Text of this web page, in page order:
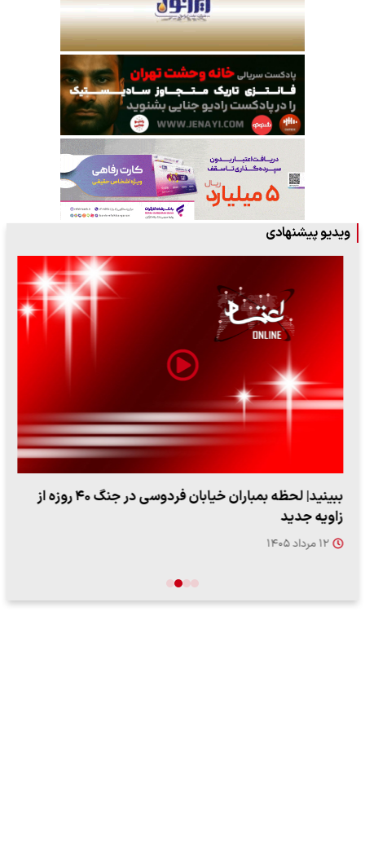
ویدیو پیشنهادی
ببینید| لحظه بمباران خیابان فردوسی در جنگ ۴۰ روزه از
زاویه جدید
۱۲ مرداد ۱۴۰۵